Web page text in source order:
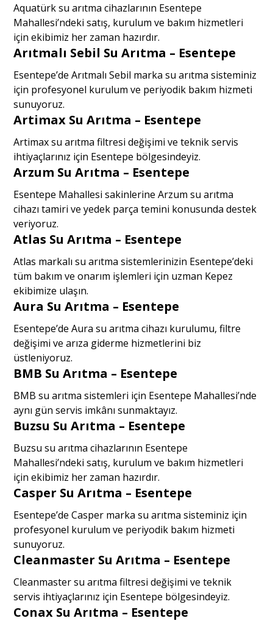
Aquatürk su arıtma cihazlarının Esentepe
Mahallesi’ndeki satış, kurulum ve bakım hizmetleri
için ekibimiz her zaman hazırdır.
Arıtmalı Sebil Su Arıtma – Esentepe
Esentepe’de Arıtmalı Sebil marka su arıtma sisteminiz
için profesyonel kurulum ve periyodik bakım hizmeti
sunuyoruz.
Artimax Su Arıtma – Esentepe
Artimax su arıtma filtresi değişimi ve teknik servis
ihtiyaçlarınız için Esentepe bölgesindeyiz.
Arzum Su Arıtma – Esentepe
Esentepe Mahallesi sakinlerine Arzum su arıtma
cihazı tamiri ve yedek parça temini konusunda destek
veriyoruz.
Atlas Su Arıtma – Esentepe
Atlas markalı su arıtma sistemlerinizin Esentepe’deki
tüm bakım ve onarım işlemleri için uzman Kepez
ekibimize ulaşın.
Aura Su Arıtma – Esentepe
Esentepe’de Aura su arıtma cihazı kurulumu, filtre
değişimi ve arıza giderme hizmetlerini biz
üstleniyoruz.
BMB Su Arıtma – Esentepe
BMB su arıtma sistemleri için Esentepe Mahallesi’nde
aynı gün servis imkânı sunmaktayız.
Buzsu Su Arıtma – Esentepe
Buzsu su arıtma cihazlarının Esentepe
Mahallesi’ndeki satış, kurulum ve bakım hizmetleri
için ekibimiz her zaman hazırdır.
Casper Su Arıtma – Esentepe
Esentepe’de Casper marka su arıtma sisteminiz için
profesyonel kurulum ve periyodik bakım hizmeti
sunuyoruz.
Cleanmaster Su Arıtma – Esentepe
Cleanmaster su arıtma filtresi değişimi ve teknik
servis ihtiyaçlarınız için Esentepe bölgesindeyiz.
Conax Su Arıtma – Esentepe